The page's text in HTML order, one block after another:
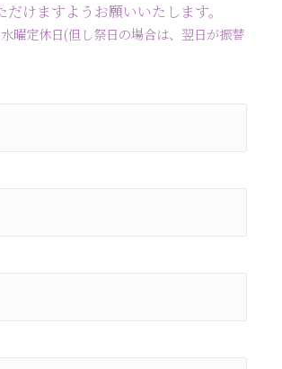
けますようお願いいたします。
定休日(但し祭日の場合は、翌日が振替